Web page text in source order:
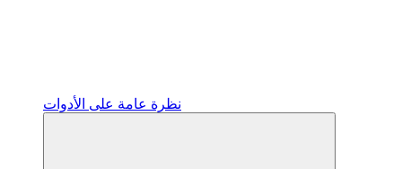
نظرة عامة على الأدوات